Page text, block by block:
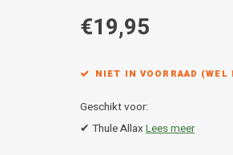
€19,95
NIET IN VOORRAAD (WEL
Geschikt voor:
✔ Thule AllaxLees meer